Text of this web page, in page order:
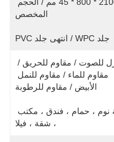
المخصص
جلد WPC / انتهى جلد PVC
الأبيض / مقاوم للرطوبة
، شقة ، فيلا